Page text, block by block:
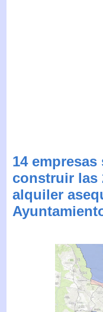
14
construir las
alquiler